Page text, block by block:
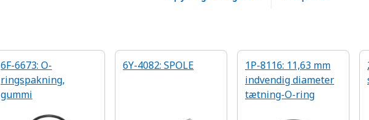
6F-6673: O-
ringspakning,
gummi
6Y-4082: SPOLE
1P-8116: 11,63 mm
indvendig diameter
tætning-O-ring